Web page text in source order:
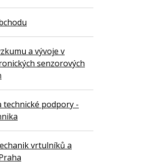
a vývoje v
senzorových
technické podpory -
vrtulníků a